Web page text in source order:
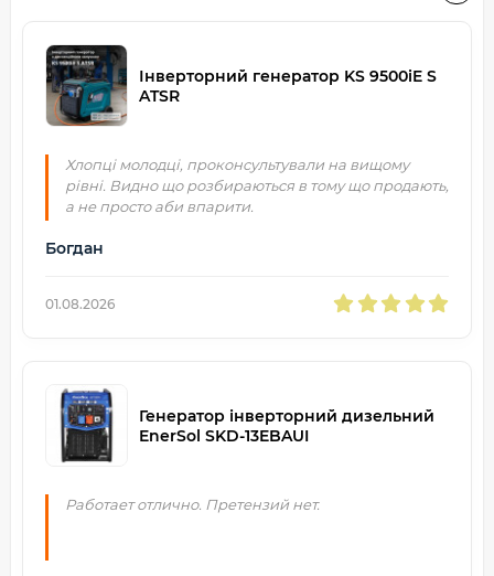
Інверторний генератор KS 9500iE S
ATSR
Хлопці молодці, проконсультували на вищому
рівні. Видно що розбираються в тому що продають,
а не просто аби впарити.
Богдан
01.08.2026
Генератор інверторний дизельний
EnerSol SKD-13EBAUI
Работает отлично. Претензий нет.